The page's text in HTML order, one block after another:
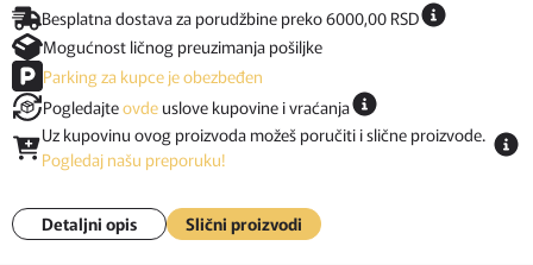
Besplatna dostava za porudžbine preko 6000,00 RSD
Mogućnost ličnog preuzimanja pošiljke
Parking za kupce je obezbeđen
Pogledajteovde uslove kupovine i vraćanja
Uz kupovinu ovog proizvoda možeš poručiti i slične proizvode.
Pogledaj našu preporuku!
Detaljni opis Slični proizvodi